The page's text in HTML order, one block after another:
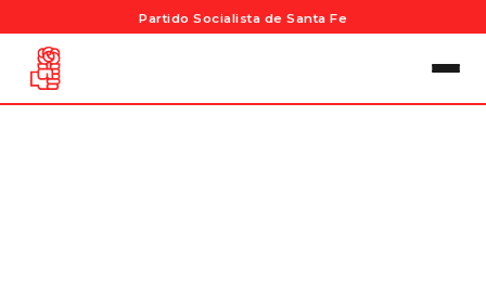
Partido Socialista de Santa Fe